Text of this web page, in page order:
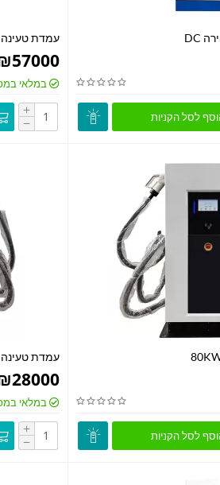
לסל הקניות
עמדת טעינה 180KW מהירה DC
57000
במלאי
+
−
לסל הקניות
עמדת טעינה DC מהירה 40KW
28000
במלאי
+
−